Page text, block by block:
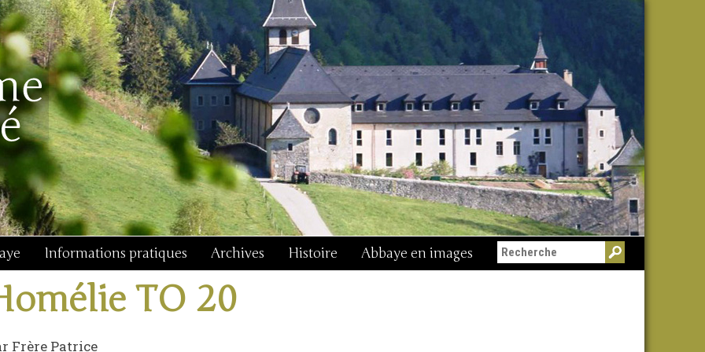
Informations pratiques Archives Histoire Abbaye en images
TO 20
Frère Patrice